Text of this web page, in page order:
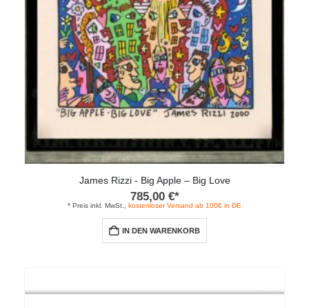
James Rizzi - Big Apple – Big Love
785,00 €*
* Preis inkl. MwSt., kostenloser Versand ab 100€ in DE
IN DEN WARENKORB